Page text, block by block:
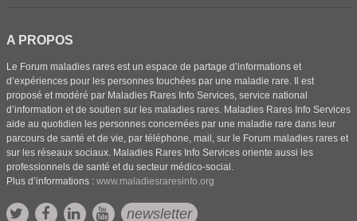
A PROPOS
Le Forum maladies rares est un espace de partage d’informations et
d’expériences pour les personnes touchées par une maladie rare. Il est
proposé et modéré par Maladies Rares Info Services, service national
d’information et de soutien sur les maladies rares. Maladies Rares Info Services
aide au quotidien les personnes concernées par une maladie rare dans leur
parcours de santé et de vie, par téléphone, mail, sur le Forum maladies rares et
sur les réseaux sociaux. Maladies Rares Info Services oriente aussi les
professionnels de santé et du secteur médico-social.
Plus d’informations : www.maladiesraresinfo.org
newsletter